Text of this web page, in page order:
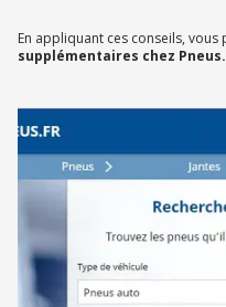
En appliquant ces conseils,
supplémentaires chez